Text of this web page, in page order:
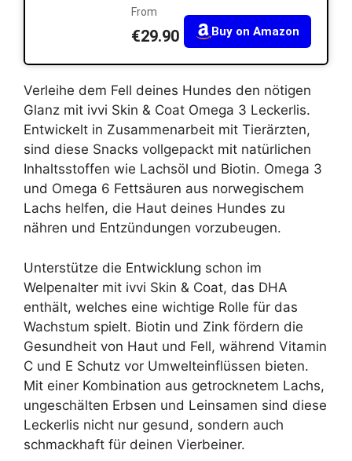
From
€29.90 Buy on Amazon
Verleihe dem Fell deines Hundes den nötigen
Glanz mit ivvi Skin & Coat Omega 3 Leckerlis.
Entwickelt in Zusammenarbeit mit Tierärzten,
sind diese Snacks vollgepackt mit natürlichen
Inhaltsstoffen wie Lachsöl und Biotin. Omega 3
und Omega 6 Fettsäuren aus norwegischem
Lachs helfen, die Haut deines Hundes zu
nähren und Entzündungen vorzubeugen.
Unterstütze die Entwicklung schon im
Welpenalter mit ivvi Skin & Coat, das DHA
enthält, welches eine wichtige Rolle für das
Wachstum spielt. Biotin und Zink fördern die
Gesundheit von Haut und Fell, während Vitamin
C und E Schutz vor Umwelteinflüssen bieten.
Mit einer Kombination aus getrocknetem Lachs,
ungeschälten Erbsen und Leinsamen sind diese
Leckerlis nicht nur gesund, sondern auch
schmackhaft für deinen Vierbeiner.